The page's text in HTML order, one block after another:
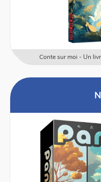
Conte sur moi - Un